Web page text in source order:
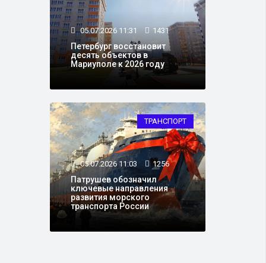
05.07.2026 11:31 1431
Петербург восстановит
десять объектов в
Мариуполе к 2026 году
ТРАНСПОРТ
05.07.2026 11:03 1256
Патрушев обозначил
ключевые направления
развития морского
транспорта России